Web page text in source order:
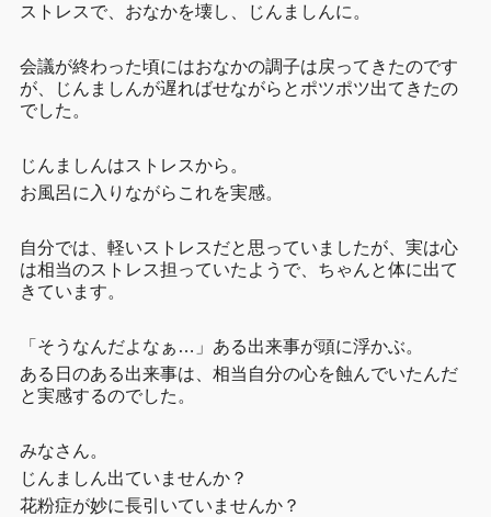
ストレスで、おなかを壊し、じんましんに。
会議が終わった頃にはおなかの調子は戻ってきたのです
が、じんましんが遅ればせながらとポツポツ出てきたの
でした。
じんましんはストレスから。
お風呂に入りながらこれを実感。
自分では、軽いストレスだと思っていましたが、実は心
は相当のストレス担っていたようで、ちゃんと体に出て
きています。
「そうなんだよなぁ…」ある出来事が頭に浮かぶ。
ある日のある出来事は、相当自分の心を蝕んでいたんだ
と実感するのでした。
みなさん。
じんましん出ていませんか？
花粉症が妙に長引いていませんか？